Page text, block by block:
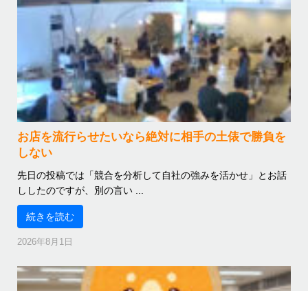
お店を流行らせたいなら絶対に相手の土俵で勝負を
しない
先日の投稿では「競合を分析して自社の強みを活かせ」とお話
ししたのですが、別の言い ...
続きを読む
2026年8月1日